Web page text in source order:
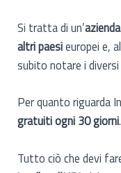
Si tratta di un’
altri paesieuropei e,
subito notare i
Per quanto riguarda
gratuiti ogni 30 giorni.
Tutto ciò che devi